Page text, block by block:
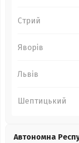
Стрий
Яворів
Львів
Шептицький
Автономна